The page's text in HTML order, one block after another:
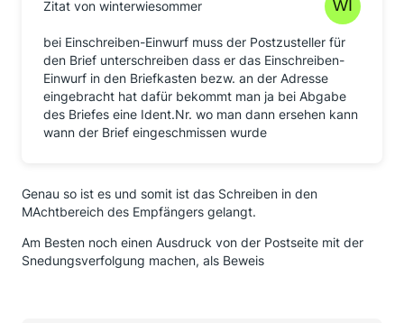
Zitat von winterwiesommer
bei Einschreiben-Einwurf muss der Postzusteller für
den Brief unterschreiben dass er das Einschreiben-
Einwurf in den Briefkasten bezw. an der Adresse
eingebracht hat dafür bekommt man ja bei Abgabe
des Briefes eine Ident.Nr. wo man dann ersehen kann
wann der Brief eingeschmissen wurde
Genau so ist es und somit ist das Schreiben in den
MAchtbereich des Empfängers gelangt.
Am Besten noch einen Ausdruck von der Postseite mit der
Snedungsverfolgung machen, als Beweis